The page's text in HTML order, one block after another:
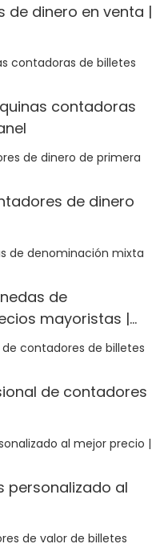
de dinero en venta |
contadoras
de dinero
de
mayoristas |
de contadores
personalizado al